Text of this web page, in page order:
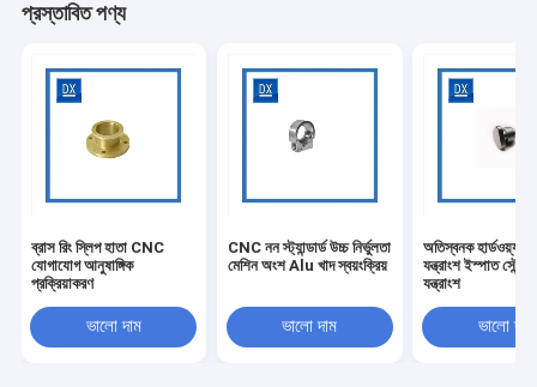
প্রস্তাবিত পণ্য
ব্রাস রিং স্লিপ হাতা CNC
যোগাযোগ আনুষাঙ্গিক
প্রক্রিয়াকরণ
ভালো দাম
CNC নন স্ট্যান্ডার্ড উচ্চ নির্ভুলতা
মেশিন অংশ Alu খাদ স্বয়ংক্রিয়
ভালো দাম
অতিস্বনক হার্ডওয়্যার
যন্ত্রাংশ ইস্পাত সৌন্দর্য
যন্ত্রাংশ
ভালো দাম